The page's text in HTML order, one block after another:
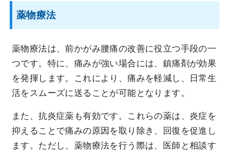
薬物療法
薬物療法は、前かがみ腰痛の改善に役立つ手段の一
つです。特に、痛みが強い場合には、鎮痛剤が効果
を発揮します。これにより、痛みを軽減し、日常生
活をスムーズに送ることが可能となります。
また、抗炎症薬も有効です。これらの薬は、炎症を
抑えることで痛みの原因を取り除き、回復を促進し
ます。ただし、薬物療法を行う際は、医師と相談す